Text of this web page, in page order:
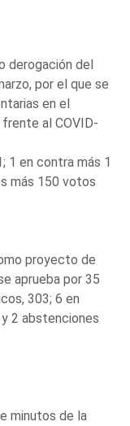
derogación del
por el que se
en el
al COVID-
1 en contra más 1
más 150 votos
proyecto de
aprueba por 35
303; 6 en
2 abstenciones
minutos de la